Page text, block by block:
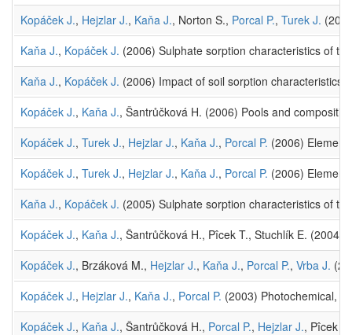
Kopáček J., Hejzlar J., Kaňa J., Norton S., Porcal P., Turek J.
Kaňa J., Kopáček J. (2006) Sulphate sorption characteristics of
Kaňa J., Kopáček J. (2006) Impact of soil sorption characteristics
Kopáček J., Kaňa J., Šantrůčková H. (2006) Pools and
Kopáček J., Turek J., Hejzlar J., Kaňa J., Porcal P. (2006)
Kopáček J., Turek J., Hejzlar J., Kaňa J., Porcal P. (2006)
Kaňa J., Kopáček J. (2005) Sulphate sorption characteristics of
Kopáček J., Kaňa J., Šantrůčková H., Pîcek T., Stuchlík E.
Kopáček J., Brzáková M., Hejzlar J., Kaňa J., Porcal P., Vrba J.
Kopáček J., Hejzlar J., Kaňa J., Porcal P. (2003) Photochemical,
Kopáček J., Kaňa J., Šantrůčková H., Porcal P., Hejzlar J., Pîcek